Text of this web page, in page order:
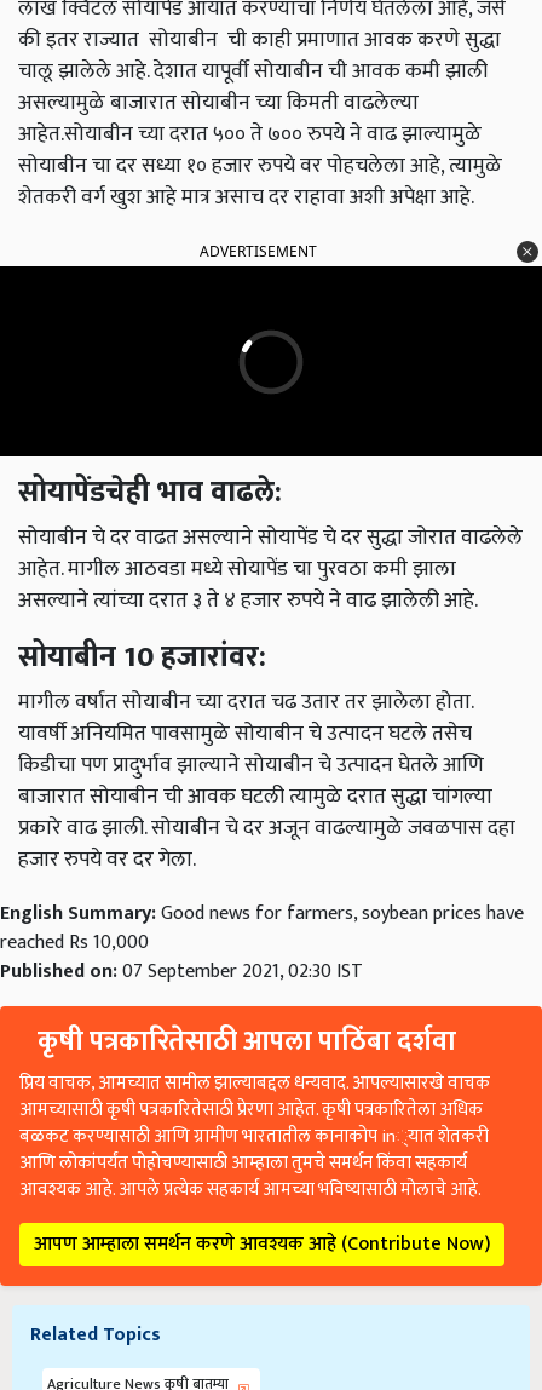
लाख क्विंटल सोयापेंड आयात करण्याचा निर्णय घेतलेला आहे, जसे
की इतर राज्यात सोयाबीन ची काही प्रमाणात आवक करणे सुद्धा
चालू झालेले आहे. देशात यापूर्वी सोयाबीन ची आवक कमी झाली
असल्यामुळे बाजारात सोयाबीन च्या किमती वाढलेल्या
आहेत.सोयाबीन च्या दरात ५०० ते ७०० रुपये ने वाढ झाल्यामुळे
सोयाबीन चा दर सध्या १० हजार रुपये वर पोहचलेला आहे, त्यामुळे
शेतकरी वर्ग खुश आहे मात्र असाच दर राहावा अशी अपेक्षा आहे.
ADVERTISEMENT
सोयापेंडचेही भाव वाढले:
सोयाबीन चे दर वाढत असल्याने सोयापेंड चे दर सुद्धा जोरात वाढलेले
आहेत. मागील आठवडा मध्ये सोयापेंड चा पुरवठा कमी झाला
असल्याने त्यांच्या दरात ३ ते ४ हजार रुपये ने वाढ झालेली आहे.
सोयाबीन 10 हजारांवर:
मागील वर्षात सोयाबीन च्या दरात चढ उतार तर झालेला होता.
यावर्षी अनियमित पावसामुळे सोयाबीन चे उत्पादन घटले तसेच
किडीचा पण प्रादुर्भाव झाल्याने सोयाबीन चे उत्पादन घेतले आणि
बाजारात सोयाबीन ची आवक घटली त्यामुळे दरात सुद्धा चांगल्या
प्रकारे वाढ झाली. सोयाबीन चे दर अजून वाढल्यामुळे जवळपास दहा
हजार रुपये वर दर गेला.
English Summary:Good news for farmers, soybean prices have
reached Rs 10,000
Published on:07 September 2021, 02:30 IST
कृषी पत्रकारितेसाठी आपला पाठिंबा दर्शवा
प्रिय वाचक, आमच्यात सामील झाल्याबद्दल धन्यवाद. आपल्यासारखे वाचक
आमच्यासाठी कृषी पत्रकारितेसाठी प्रेरणा आहेत. कृषी पत्रकारितेला अधिक
बळकट करण्यासाठी आणि ग्रामीण भारतातील कानाकोप in्यात शेतकरी
आणि लोकांपर्यंत पोहोचण्यासाठी आम्हाला तुमचे समर्थन किंवा सहकार्य
आवश्यक आहे. आपले प्रत्येक सहकार्य आमच्या भविष्यासाठी मोलाचे आहे.
आपण आम्हाला समर्थन करणे आवश्यक आहे (Contribute Now)
Related Topics
Agriculture News कृषी बातम्या